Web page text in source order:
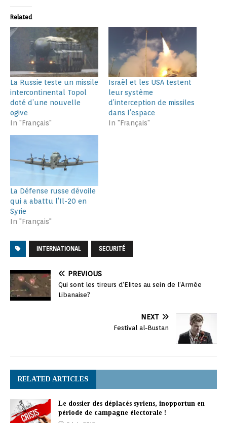
Related
La Russie teste un missile
intercontinental Topol
doté d’une nouvelle
ogive
In "Français"
Israël et les USA testent
leur système
d’interception de missiles
dans l’espace
In "Français"
La Défense russe dévoile
qui a abattu l’Il-20 en
Syrie
In "Français"
INTERNATIONAL SECURITÉ
PREVIOUS
Qui sont les tireurs d’Elites au sein de l’Armée
Libanaise?
NEXT
Festival al-Bustan
RELATED ARTICLES
Le dossier des déplacés syriens, inopportun en
période de campagne électorale !